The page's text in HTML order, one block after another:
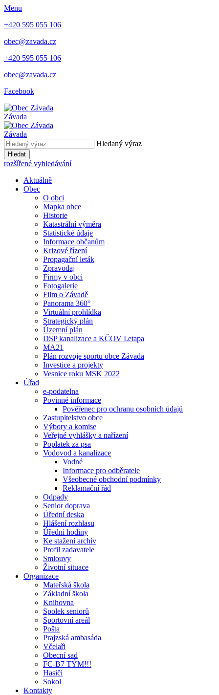
Menu
+420 595 055 106
obec@zavada.cz
+420 595 055 106
obec@zavada.cz
Facebook
Závada
Závada
Hledaný výraz
Hledat
rozšířené vyhledávání
Aktuálně
Obec
O obci
Mapka obce
Historie
Katastrální výměra
Statistické údaje
Informace občanům
Krizové řízení
Propagační leták
Zpravodaj
Firmy v obci
Fotogalerie
Film o Závadě
Panorama 360°
Virtuální prohlídka
Strategický plán
Územní plán
DSP kanalizace a KČOV I.etapa
MA21
Plán rozvoje sportu obce Závada
Investice a projekty
Vesnice roku MSK 2022
Úřad
e-podatelna
Povinné informace
Pověřenec pro ochranu osobních údajů
Zastupitelstvo obce
Výbory a komise
Veřejné vyhlášky a nařízení
Poplatek za psa
Vodovod a kanalizace
Vodné
Informace pro odběratele
Všeobecné obchodní podmínky
Reklamační řád
Odpady
Senior doprava
Úřední deska
Hlášení rozhlasu
Úřední hodiny
Ke stažení archív
Profil zadavatele
Smlouvy
Životní situace
Organizace
Mateřská škola
Základní škola
Knihovna
Spolek seniorů
Sportovní areál
Pošta
Prajzská ambasáda
Včelaři
Obecní sad
FC-B7 TÝM!!!
Hasiči
Sokol
Kontakty